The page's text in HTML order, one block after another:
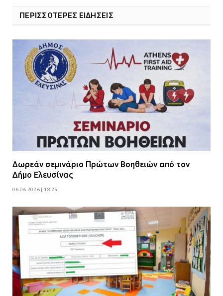
ΠΕΡΙΣΣΟΤΕΡΕΣ ΕΙΔΗΣΕΙΣ
Δωρεάν σεμινάριο Πρώτων Βοηθειών από τον
Δήμο Ελευσίνας
06.06.2026 | 18:25